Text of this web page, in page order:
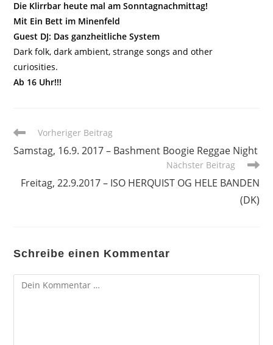
Die Klirrbar heute mal am Sonntagnachmittag!
Mit Ein Bett im Minenfeld
Guest DJ: Das ganzheitliche System
Dark folk, dark ambient, strange songs and other
curiosities.
Ab 16 Uhr!!!
Weitere
ansehen
Vorheriger Beitrag
Samstag, 16.9. 2017 – Bashment Boogie Reggae Night
Nächster Beitrag
Freitag, 22.9.2017 – ISO HERQUIST OG HELE BANDEN
(DK)
Schreibe einen Kommentar
Kommentar